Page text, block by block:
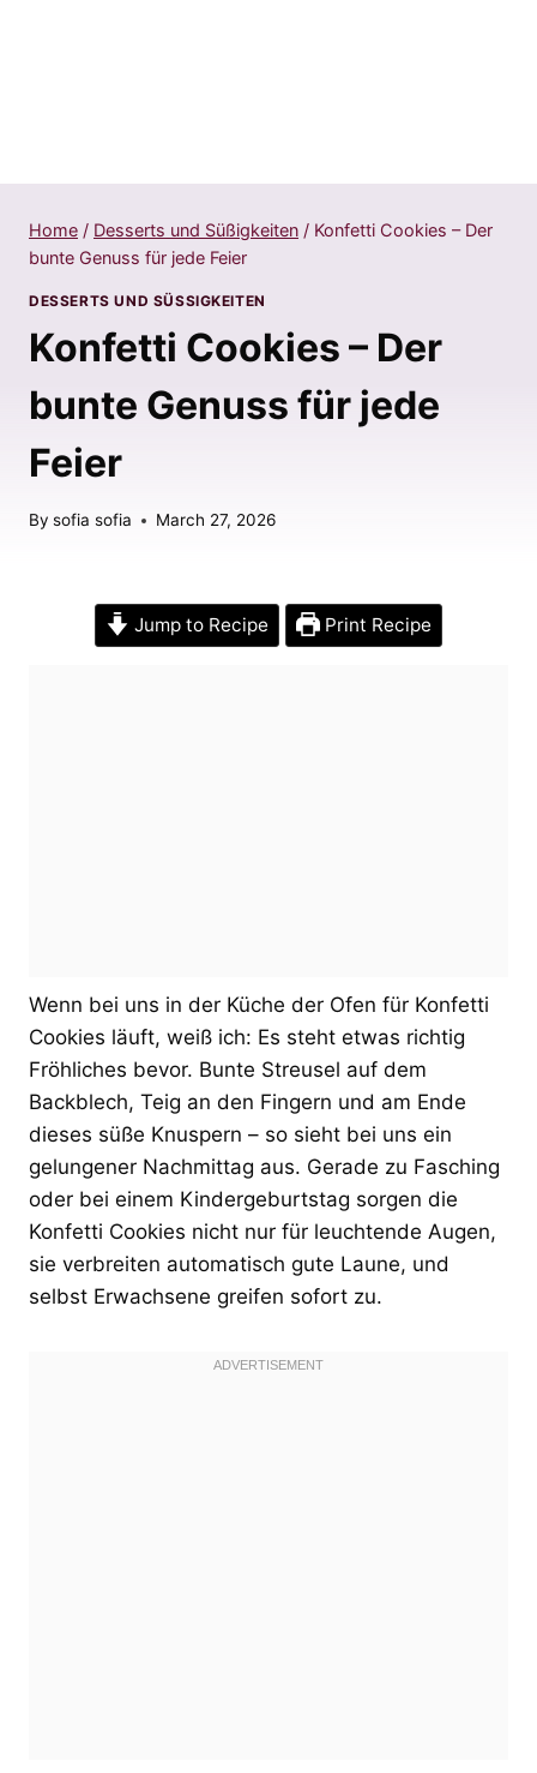
Home / Desserts und Süßigkeiten / Konfetti Cookies – Der
bunte Genuss für jede Feier
DESSERTS UND SÜSSIGKEITEN
Konfetti Cookies – Der
bunte Genuss für jede
Feier
By sofia sofia March 27, 2026
Jump to Recipe Print Recipe
Wenn bei uns in der Küche der Ofen für Konfetti
Cookies läuft, weiß ich: Es steht etwas richtig
Fröhliches bevor. Bunte Streusel auf dem
Backblech, Teig an den Fingern und am Ende
dieses süße Knuspern – so sieht bei uns ein
gelungener Nachmittag aus. Gerade zu Fasching
oder bei einem Kindergeburtstag sorgen die
Konfetti Cookies nicht nur für leuchtende Augen,
sie verbreiten automatisch gute Laune, und
selbst Erwachsene greifen sofort zu.